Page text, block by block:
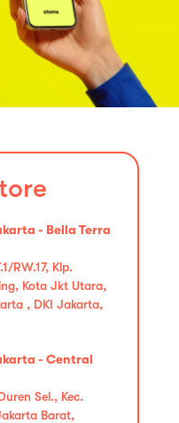
- Bella Terra
RW.17, Klp.
Kota Jkt Utara,
, DKI Jakarta,
- Central
Sel., Kec.
Barat,